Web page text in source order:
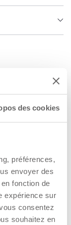
des cookies
préférences,
envoyer des
fonction de
expérience sur
consentez
souhaitez en
très
à l'aide
manuelle